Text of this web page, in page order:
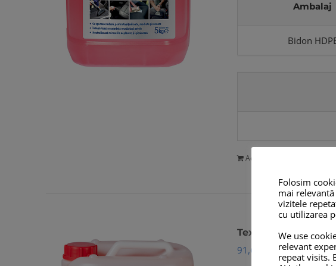
Ambalaj
Bidon
Adaugă în coș
Tex-Clean
91,69
Folosim
mai
vizitele
cu utilizarea
We use
relevant
repeat visits.